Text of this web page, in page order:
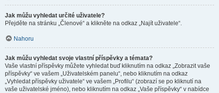
Jak můžu vyhledat určité uživatele?
Přejděte na stránku „Členové“ a klikněte na odkaz „Najít uživatele“.
Nahoru
Jak můžu vyhledat svoje vlastní příspěvky a témata?
Vaše vlastní příspěvky můžete vyhledat buď kliknutím na odkaz „Zobrazit vaše
příspěvky“ ve vašem „Uživatelském panelu“, nebo kliknutím na odkaz
„Vyhledat příspěvky uživatele“ ve vašem „Profilu“ (zobrazí se po kliknutí na
vaše uživatelské jméno), nebo kliknutím na odkaz „Vaše příspěvky“ v nabídce